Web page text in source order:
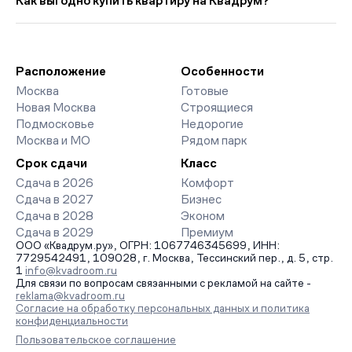
класса. На страницах ЖК доступны отзывы жильцов о
качестве строительства, интерактивный генплан корпусов,
организует просмотр и поможет одобрить ипотеку по
минимальной ставке. Чтобы зафиксировать цену, оставьте
заявку на обратный звонок.
Расположение
Москва
Новая Москва
Подмосковье
Москва и МО
Особенности
Готовые
Строящиеся
Недорогие
Рядом парк
Срок сдачи
Сдача в 2026
Сдача в 2027
Сдача в 2028
Сдача в 2029
Класс
Комфорт
Бизнес
Эконом
Премиум
ООО «Квадрум.ру», ОГРН: 1067746345699, ИНН:
7729542491, 109028, г. Москва, Тессинский пер., д. 5, стр.
1 info@kvadroom.ru
Для связи по вопросам связанными с рекламой на сайте -
reklama@kvadroom.ru
Согласие на обработку персональных данных и политика
конфиденциальности
Пользовательское соглашение